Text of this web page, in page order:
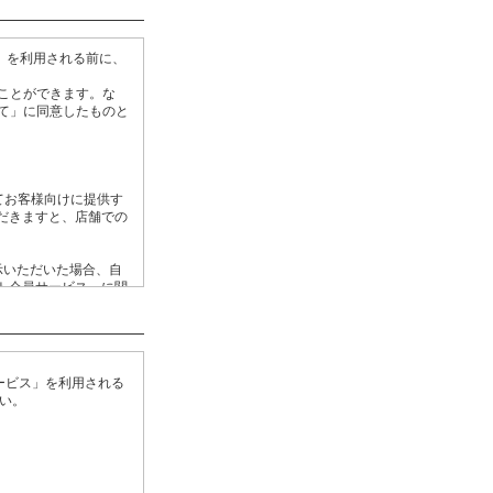
利用される前に、
とができます。な
」に同意したものと
客様向けに提供す
きますと、店舗での
ただいた場合、自
会員サービス」に関
のご登録が解除さ
ス」を利用される
。